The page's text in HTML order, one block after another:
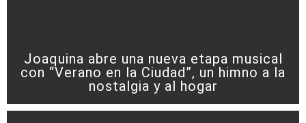
Joaquina abre una nueva etapa musical
con “Verano en la Ciudad”, un himno a la
nostalgia y al hogar